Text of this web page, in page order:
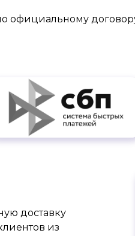
официальному
доставку
из